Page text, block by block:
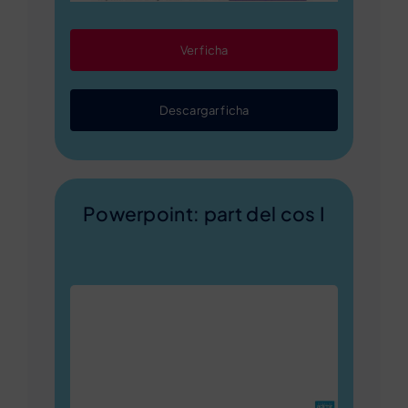
Ver ficha
Descargar ficha
Powerpoint: part del cos I